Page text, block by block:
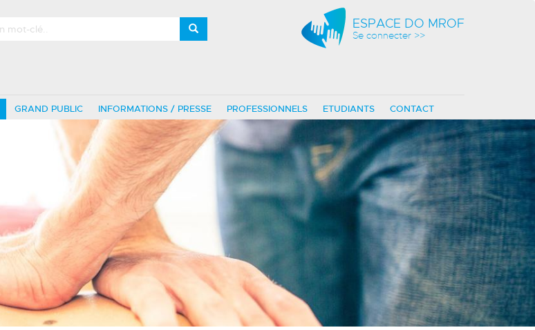
ESPACE DO MROF
Se connecter >>
GRAND PUBLIC INFORMATIONS / PRESSE PROFESSIONNELS ETUDIANTS CONTACT